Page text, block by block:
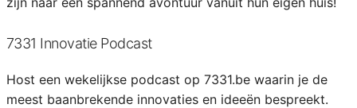
7331 Innovatie Podcast
Host een wekelijkse podcast op 7331.be waarin je de
meest baanbrekende innovaties en ideeën bespreekt.